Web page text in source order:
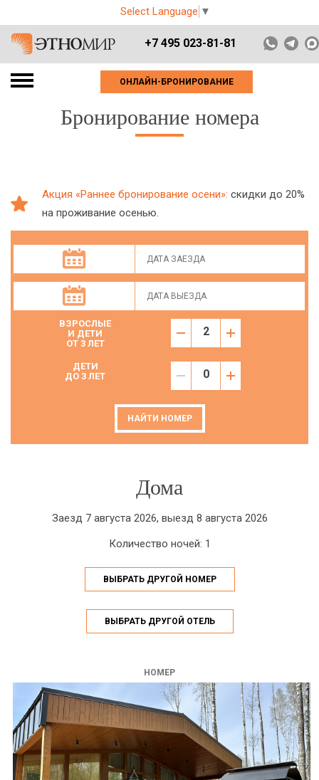
Select Language ▼
+7 495 023-81-81
ОНЛАЙН-БРОНИРОВАНИЕ
Бронирование номера
Акция «Раннее бронирование осени»: скидки до 20%
на проживание осенью.
ВЗРОСЛЫЕ
И ДЕТИ
ОТ 3 ЛЕТ
ДЕТИ
ДО 3 ЛЕТ
НАЙТИ НОМЕР
Дома
Заезд 7 августа 2026, выезд 8 августа 2026
Количество ночей: 1
ВЫБРАТЬ ДРУГОЙ НОМЕР
ВЫБРАТЬ ДРУГОЙ ОТЕЛЬ
НОМЕР